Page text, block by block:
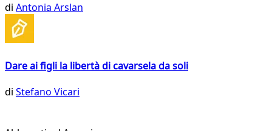
di Antonia Arslan
Dare ai figli la libertà di cavarsela da soli
di Stefano Vicari